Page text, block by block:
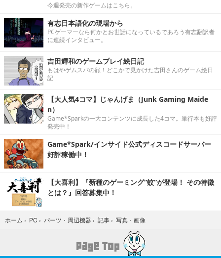
今週発売の新作ゲームはこちら。
有志日本語化の現場から
PCゲーマーなら何かとお世話になっているであろう有志翻訳者
に連続インタビュー。
吉田輝和のゲームプレイ絵日記
もはやゲムスパの顔！どこかで見かけた吉田さんのゲーム絵日
記
【大人気4コマ】じゃんげま（Junk Gaming Maide
n）
Game*Sparkの一大コンテンツに成長した4コマ。単行本も好評
発売中！
Game*Spark/インサイド公式ディスコードサーバー
好評稼働中！
【大喜利】『新種のゲーミング“蚊”が登場！ その特徴
とは？』回答募集中！
ホーム › PC › パーツ・周辺機器 › 記事 › 写真・画像